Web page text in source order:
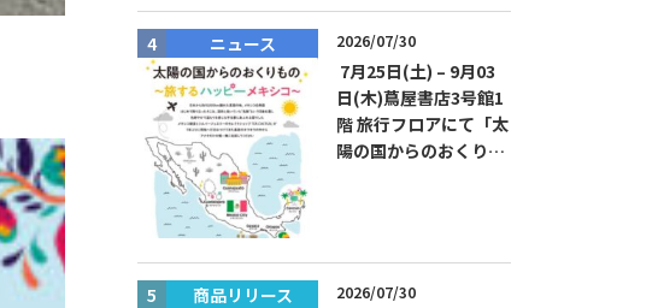
無料！
ニュース 2026/07/30
7月25日(土) – 9月03
日(木)蔦屋書店3号館1
階 旅行フロアにて「太
陽の国からのおくりも
商品リリース 2026/07/30